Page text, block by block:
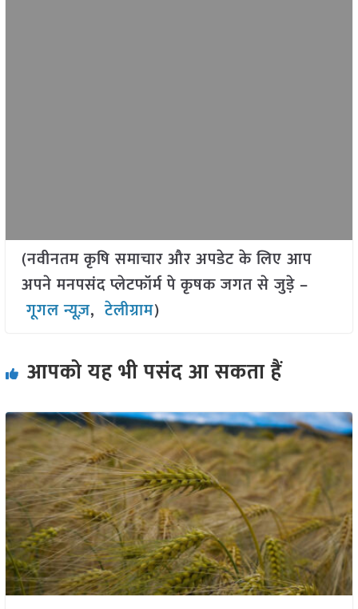
(नवीनतम कृषि समाचार और अपडेट के लिए आप
अपने मनपसंद प्लेटफॉर्म पे कृषक जगत से जुड़े –
गूगल न्यूज़,टेलीग्राम)
आपको यह भी पसंद आ सकता हैं